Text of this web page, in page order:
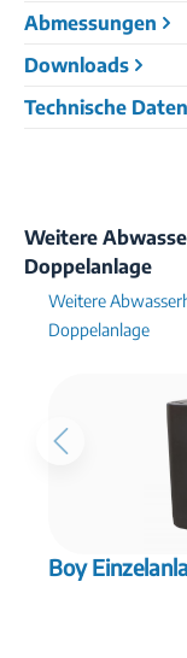
Abmessungen
Downloads
Technische Daten
Weitere
Doppelanlage
Weitere
Doppelanlage
Boy